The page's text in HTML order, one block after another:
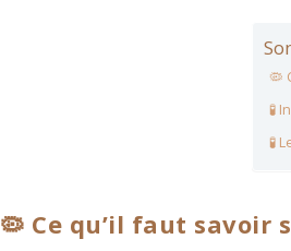
🦠
🧪
🧪
🦠 Ce qu’il faut savoir